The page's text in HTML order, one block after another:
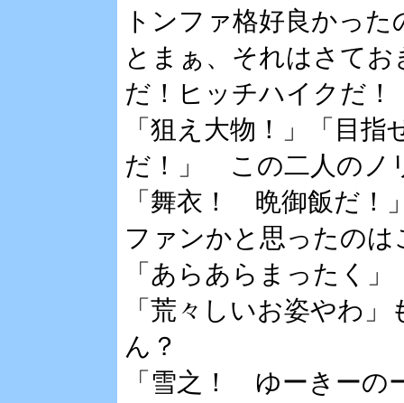
トンファ格好良かった
とまぁ、それはさて
だ！ヒッチハイクだ！
「狙え大物！」「目
だ！」 この二人のノ
「舞衣！ 晩御飯だ
ファンかと思ったの
「あらあらまったく
「荒々しいお姿やわ
ん？
「雪之！ ゆーきー